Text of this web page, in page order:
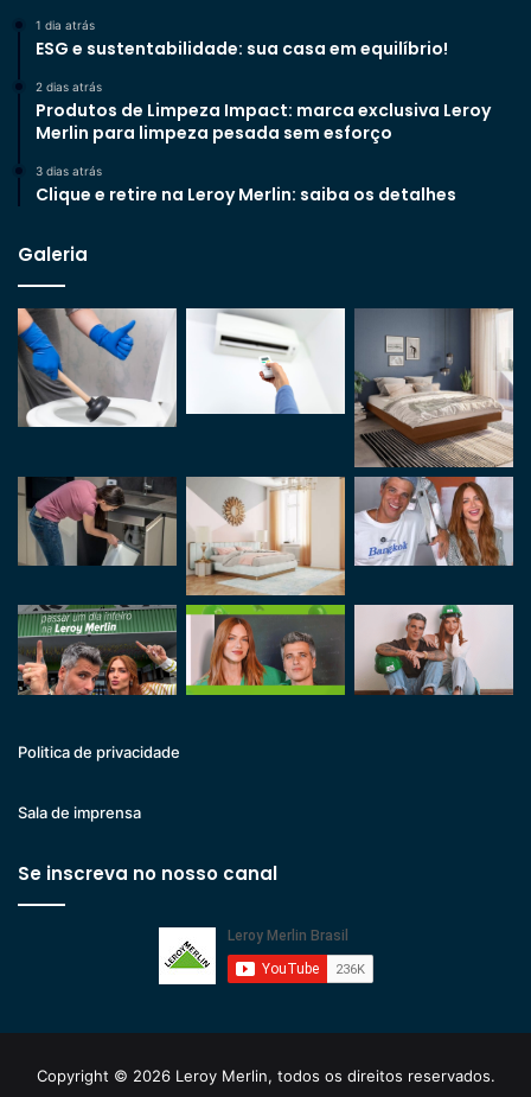
1 dia atrás
ESG e sustentabilidade: sua casa em equilíbrio!
2 dias atrás
Produtos de Limpeza Impact: marca exclusiva Leroy
Merlin para limpeza pesada sem esforço
3 dias atrás
Clique e retire na Leroy Merlin: saiba os detalhes
Galeria
Politica de privacidade
Sala de imprensa
Se inscreva no nosso canal
Copyright © 2026 Leroy Merlin, todos os direitos reservados.